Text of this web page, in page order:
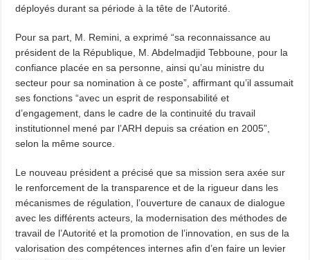
déployés durant sa période à la tête de l’Autorité.
Pour sa part, M. Remini, a exprimé “sa reconnaissance au
président de la République, M. Abdelmadjid Tebboune, pour la
confiance placée en sa personne, ainsi qu’au ministre du
secteur pour sa nomination à ce poste”, affirmant qu’il assumait
ses fonctions “avec un esprit de responsabilité et
d’engagement, dans le cadre de la continuité du travail
institutionnel mené par l’ARH depuis sa création en 2005”,
selon la même source.
Le nouveau président a précisé que sa mission sera axée sur
le renforcement de la transparence et de la rigueur dans les
mécanismes de régulation, l’ouverture de canaux de dialogue
avec les différents acteurs, la modernisation des méthodes de
travail de l’Autorité et la promotion de l’innovation, en sus de la
valorisation des compétences internes afin d’en faire un levier